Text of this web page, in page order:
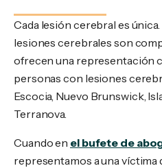
Cada lesión cerebral es
lesiones cerebrales son
ofrecen una representación
personas con lesiones
Escocia, Nuevo Brunswick,
Terranova.
Cuando en el bufete de
representamos a una víctima